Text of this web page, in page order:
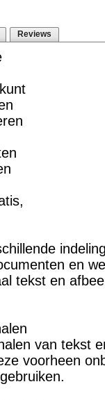
Reviews
en
tekst en
van tekst
voorheen